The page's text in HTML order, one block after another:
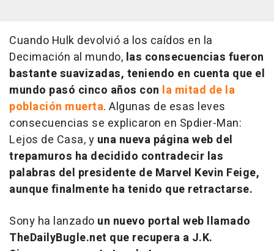
Cuando Hulk devolvió a los caídos en la
Decimación al mundo, las consecuencias fueron
bastante suavizadas, teniendo en cuenta que el
mundo pasó cinco años con la mitad de la
población muerta. Algunas de esas leves
consecuencias se explicaron en Spdier-Man:
Lejos de Casa, y una nueva página web del
trepamuros ha decidido contradecir las
palabras del presidente de Marvel Kevin Feige,
aunque finalmente ha tenido que retractarse.
Sony ha lanzado un nuevo portal web llamado
TheDailyBugle.net que recupera a J.K.